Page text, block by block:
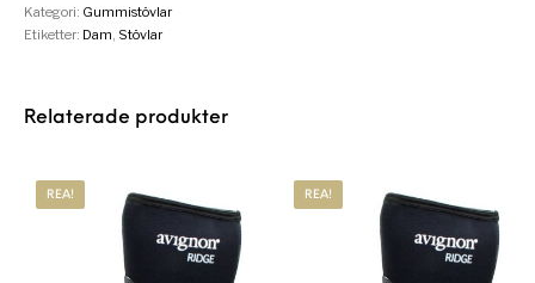
Kategori: Gummistövlar
Etiketter: Dam, Stövlar
Relaterade produkter
REA! REA!